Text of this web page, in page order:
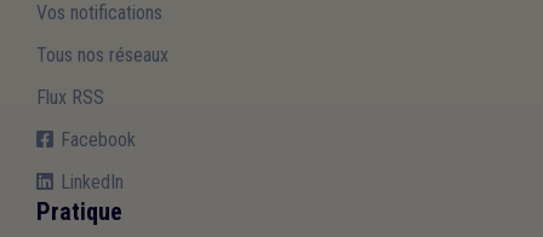
Vos notifications
Tous nos réseaux
Flux RSS
Facebook
LinkedIn
Pratique